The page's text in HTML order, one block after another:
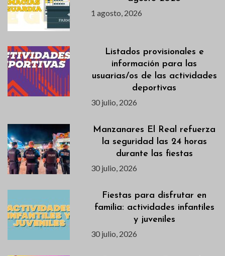
1 agosto, 2026
Listados provisionales e
información para las
usuarias/os de las actividades
deportivas
30 julio, 2026
Manzanares El Real refuerza
la seguridad las 24 horas
durante las fiestas
30 julio, 2026
Fiestas para disfrutar en
familia: actividades infantiles
y juveniles
30 julio, 2026